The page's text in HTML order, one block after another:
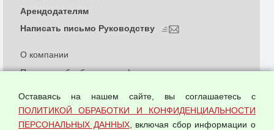
О компании
Политика обработки и конфиденциальности
Согласием на обработку персональных данных
Оферта оптовой купли-продажи
Арендодателям
Написать письмо Руководству
Оставаясь на нашем сайте, вы соглашаетесь с
ПОЛИТИКОЙ ОБРАБОТКИ И КОНФИДЕНЦИАЛЬНОСТИ
ПЕРСОНАЛЬНЫХ ДАННЫХ, включая сбор информации о